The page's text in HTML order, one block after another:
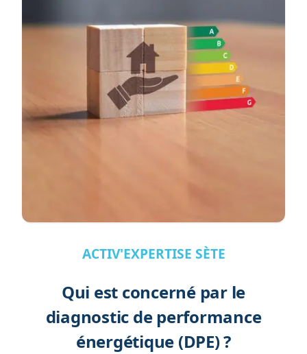
ACTIV'EXPERTISE SÈTE
Qui est concerné par le
diagnostic de performance
énergétique (DPE) ?